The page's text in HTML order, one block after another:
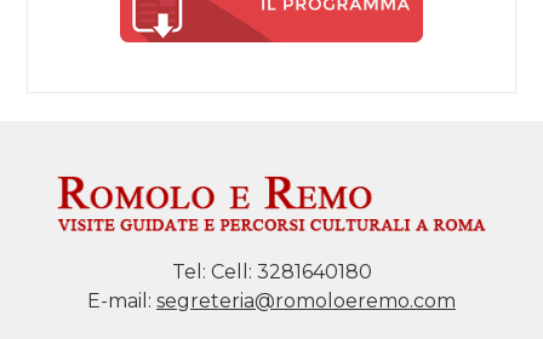
Tel: Cell: 3281640180
E-mail: segreteria@romoloeremo.com